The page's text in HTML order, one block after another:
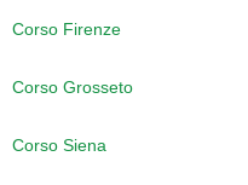
Corso Firenze
Corso Grosseto
Corso Siena